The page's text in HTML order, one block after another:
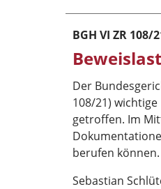
BGH VI ZR
Der
108/21)
getroffen. Im
berufen können.
Sebastian